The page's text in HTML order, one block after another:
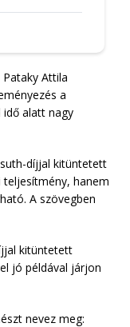
Attila
a
alatt nagy
díjjal kitüntetett
teljesítmény, hanem
A szövegben
kitüntetett
jó példával járjon
nevez meg: